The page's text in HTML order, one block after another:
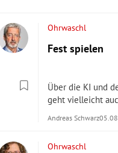
Ohrwaschl
Fest spielen
Über die KI und
geht vielleicht
Andreas Schwarz
Ohrwaschl